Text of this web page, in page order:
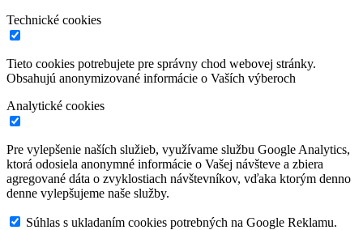
Technické cookies
Tieto cookies potrebujete pre správny chod webovej stránky.
Obsahujú anonymizované informácie o Vaších výberoch
Analytické cookies
Pre vylepšenie naších služieb, využívame službu Google Analytics,
ktorá odosiela anonymné informácie o Vašej návšteve a zbiera
agregované dáta o zvyklostiach návštevníkov, vďaka ktorým denno
denne vylepšujeme naše služby.
Súhlas s ukladaním cookies potrebných na Google Reklamu.